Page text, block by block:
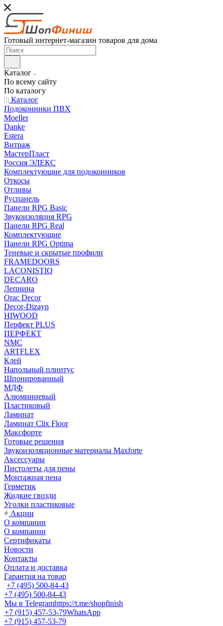
Готовый интернет-магазин товаров для дома
Каталог
По всему сайту
По каталогу
Каталог
Подоконники ПВХ
Moeller
Danke
Estera
Витраж
МастерПласт
Россия ЭЛЕКС
Комплектующие для подоконников
Откосы
Отливы
Руспанель
Панели RPG Basic
Звукоизоляция RPG
Панели RPG Real
Комплектующие
Панели RPG Optima
Теневые и скрытые профили
FRAMEDOORS
LACONISTIQ
DECARO
Лепнина
Orac Decor
Decor-Dizayn
HIWOOD
Перфект PLUS
ПЕРФЕКТ
NMC
ARTFLEX
Клей
Напольный плинтус
Шпонированный
МДФ
Алюминиевый
Пластиковый
Ламинат
Ламинат Clix Floor
Максфорте
Готовые решения
Звукоизоляционные материалы Maxforte
Аксессуары
Пистолеты для пены
Монтажная пена
Герметик
Жидкие гвозди
Уголки пластиковые
Акции
О компании
О компании
Сертификаты
Новости
Контакты
Оплата и доставка
Гарантия на товар
+7 (495) 500-84-43
+7 (495) 500-84-43
Мы в Telegramhttps://t.me/shopfinish
+7 (915) 457-53-79WhatsApp
+7 (915) 457-53-79